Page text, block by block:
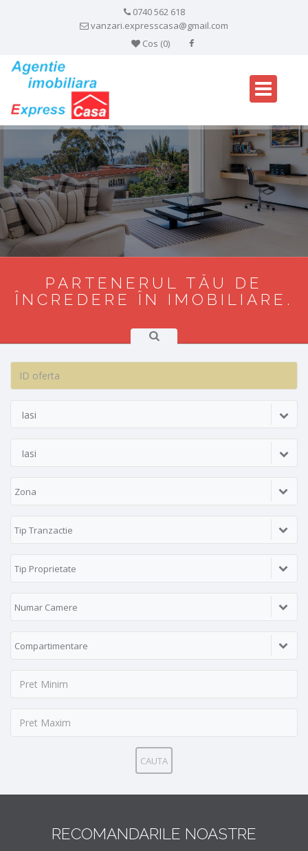
0740 562 618
vanzari.expresscasa@gmail.com
Cos (0)
PARTENERUL TĂU DE
ÎNCREDERE ÎN IMOBILIARE.
Iasi
Iasi
Zona
Tip Tranzactie
Tip Proprietate
Numar Camere
Compartimentare
CAUTA
RECOMANDARILE NOASTRE